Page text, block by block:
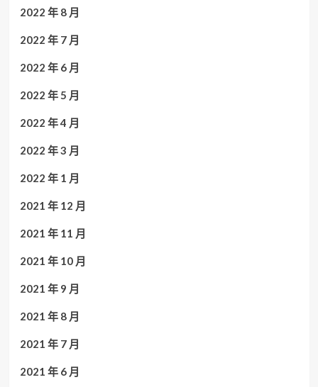
2022 年 8 月
2022 年 7 月
2022 年 6 月
2022 年 5 月
2022 年 4 月
2022 年 3 月
2022 年 1 月
2021 年 12 月
2021 年 11 月
2021 年 10 月
2021 年 9 月
2021 年 8 月
2021 年 7 月
2021 年 6 月